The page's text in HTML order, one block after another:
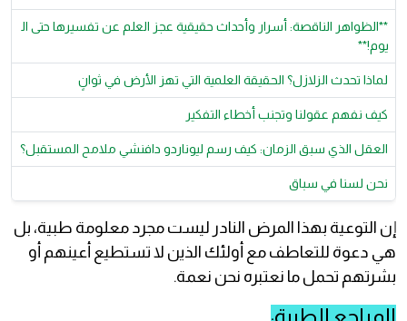
**الظواهر الناقصة: أسرار وأحداث حقيقية عجز العلم عن تفسيرها حتى ال
يوم!**
لماذا تحدث الزلازل؟ الحقيقة العلمية التي تهز الأرض في ثوانٍ
كيف نفهم عقولنا وتجنب أخطاء التفكير
العقل الذي سبق الزمان: كيف رسم ليوناردو دافنشي ملامح المستقبل؟
نحن لسنا في سباق
إن التوعية بهذا المرض النادر ليست مجرد معلومة طبية، بل
هي دعوة للتعاطف مع أولئك الذين لا تستطيع أعينهم أو
بشرتهم تحمل ما نعتبره نحن نعمة.
المراجع الطبية: